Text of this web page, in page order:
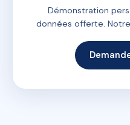
Démonstration
données offerte.